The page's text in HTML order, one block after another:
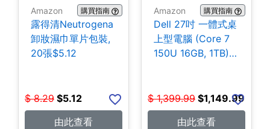
Amazon 購買指南
露得清Neutrogena
卸妝濕巾單片包裝,
20張$5.12
$ 8.29 $5.12
由此查看
Amazon 購買指南
Dell 27吋 一體式桌
上型電腦 (Core 7
150U 16GB, 1TB)
$ 1,399.99 $1,149.99
由此查看